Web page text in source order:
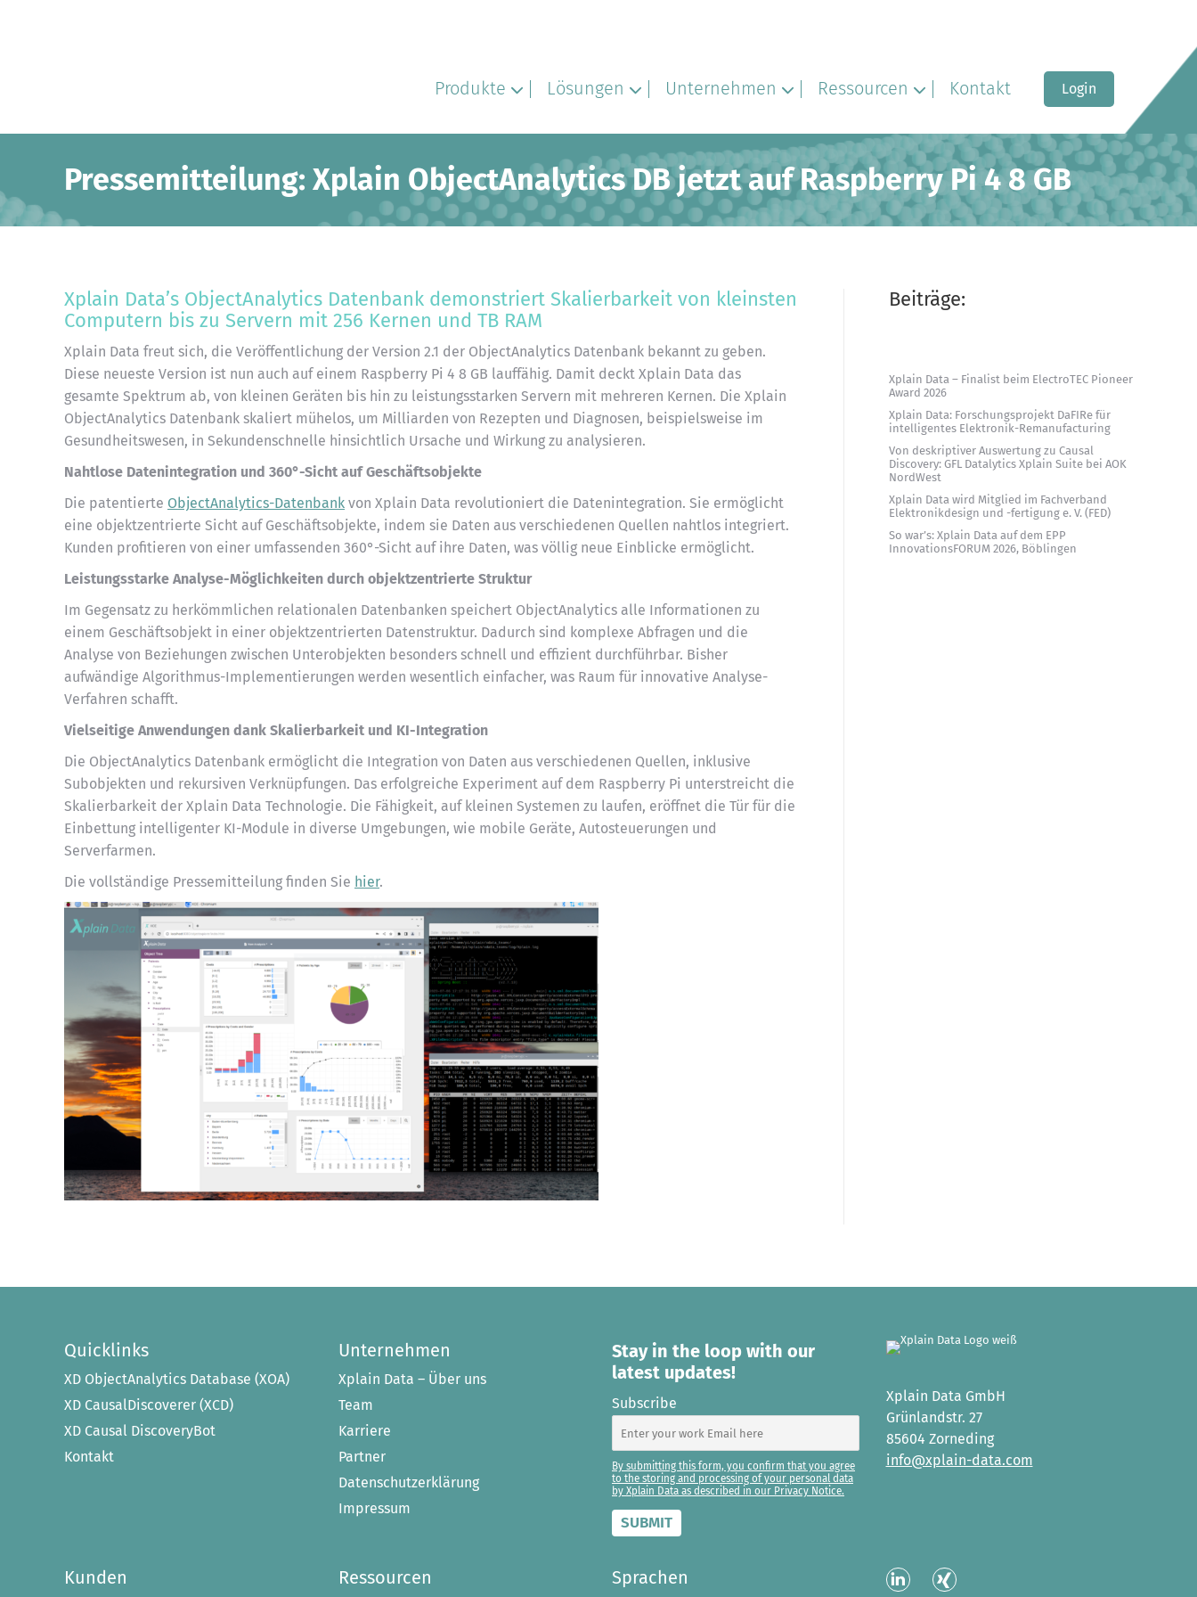
Produkte Lösungen Unternehmen Ressourcen Kontakt Login
Pressemitteilung: Xplain ObjectAnalytics DB jetzt auf Raspberry Pi 4 8 GB
Xplain Data’s ObjectAnalytics Datenbank demonstriert Skalierbarkeit von kleinsten
Computern bis zu Servern mit 256 Kernen und TB RAM
Xplain Data freut sich, die Veröffentlichung der Version 2.1 der ObjectAnalytics Datenbank bekannt zu geben.
Diese neueste Version ist nun auch auf einem Raspberry Pi 4 8 GB lauffähig. Damit deckt Xplain Data das
gesamte Spektrum ab, von kleinen Geräten bis hin zu leistungsstarken Servern mit mehreren Kernen. Die Xplain
ObjectAnalytics Datenbank skaliert mühelos, um Milliarden von Rezepten und Diagnosen, beispielsweise im
Gesundheitswesen, in Sekundenschnelle hinsichtlich Ursache und Wirkung zu analysieren.
Nahtlose Datenintegration und 360°-Sicht auf Geschäftsobjekte
Die patentierte ObjectAnalytics-Datenbank von Xplain Data revolutioniert die Datenintegration. Sie ermöglicht
eine objektzentrierte Sicht auf Geschäftsobjekte, indem sie Daten aus verschiedenen Quellen nahtlos integriert.
Kunden profitieren von einer umfassenden 360°-Sicht auf ihre Daten, was völlig neue Einblicke ermöglicht.
Leistungsstarke Analyse-Möglichkeiten durch objektzentrierte Struktur
Im Gegensatz zu herkömmlichen relationalen Datenbanken speichert ObjectAnalytics alle Informationen zu
einem Geschäftsobjekt in einer objektzentrierten Datenstruktur. Dadurch sind komplexe Abfragen und die
Analyse von Beziehungen zwischen Unterobjekten besonders schnell und effizient durchführbar. Bisher
aufwändige Algorithmus-Implementierungen werden wesentlich einfacher, was Raum für innovative Analyse-
Verfahren schafft.
Vielseitige Anwendungen dank Skalierbarkeit und KI-Integration
Die ObjectAnalytics Datenbank ermöglicht die Integration von Daten aus verschiedenen Quellen, inklusive
Subobjekten und rekursiven Verknüpfungen. Das erfolgreiche Experiment auf dem Raspberry Pi unterstreicht die
Skalierbarkeit der Xplain Data Technologie. Die Fähigkeit, auf kleinen Systemen zu laufen, eröffnet die Tür für die
Einbettung intelligenter KI-Module in diverse Umgebungen, wie mobile Geräte, Autosteuerungen und
Serverfarmen.
Die vollständige Pressemitteilung finden Sie hier.
Beiträge:
Xplain Data – Finalist beim ElectroTEC Pioneer
Award 2026
Xplain Data: Forschungsprojekt DaFIRe für
intelligentes Elektronik-Remanufacturing
Von deskriptiver Auswertung zu Causal
Discovery: GFL Datalytics Xplain Suite bei AOK
NordWest
Xplain Data wird Mitglied im Fachverband
Elektronikdesign und -fertigung e. V. (FED)
So war’s: Xplain Data auf dem EPP
InnovationsFORUM 2026, Böblingen
Quicklinks
XD ObjectAnalytics Database (XOA)
XD CausalDiscoverer (XCD)
XD Causal DiscoveryBot
Kontakt
Unternehmen
Xplain Data – Über uns
Team
Karriere
Partner
Datenschutzerklärung
Impressum
Stay in the loop with our
latest updates!
Subscribe
By submitting this form, you confirm that you agree
to the storing and processing of your personal data
by Xplain Data as described in our Privacy Notice.
Xplain Data GmbH
Grünlandstr. 27
85604 Zorneding
info@xplain-data.com
Kunden Ressourcen Sprachen
LinkedXING